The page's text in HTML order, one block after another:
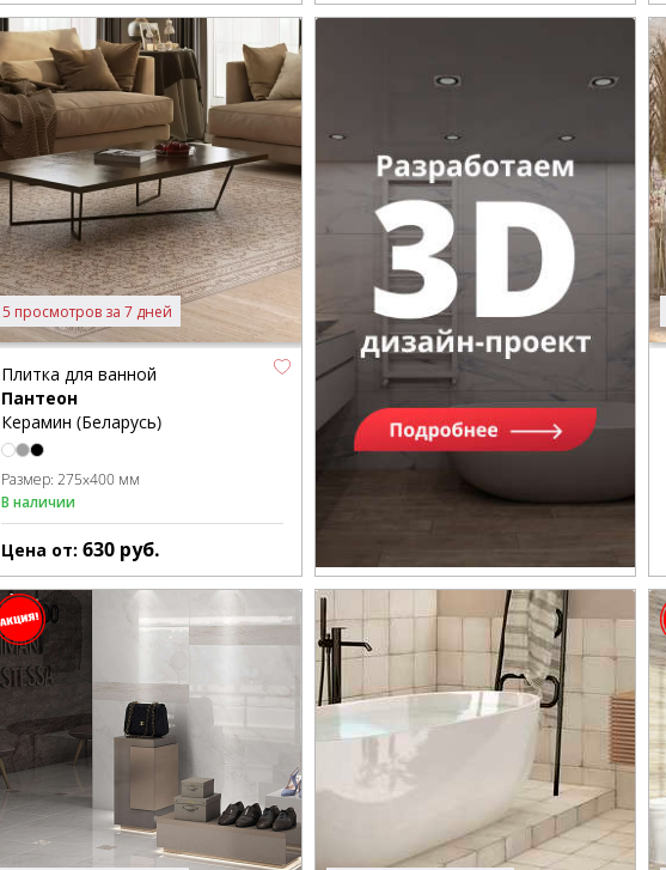
5 просмотров за 7 дней
Плитка для ванной
Пантеон
Керамин (Беларусь)
Размер: 275x400 мм
В наличии
Цена от: 630 руб.